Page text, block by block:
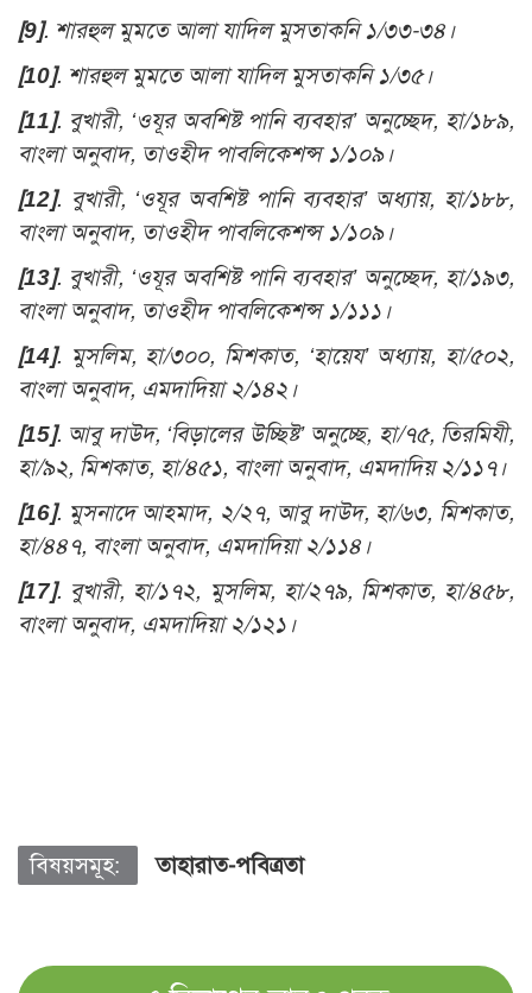
[9]. শারহুল মুমতে আলা যাদিল মুসতাকনি ১/৩৩-৩৪।
[10]. শারহুল মুমতে আলা যাদিল মুসতাকনি ১/৩৫।
[11]. বুখারী, ‘ওযূর অবশিষ্ট পানি ব্যবহার’ অনুচ্ছেদ, হা/১৮৯,
বাংলা অনুবাদ, তাওহীদ পাবলিকেশন্স ১/১০৯।
[12]. বুখারী, ‘ওযূর অবশিষ্ট পানি ব্যবহার’ অধ্যায়, হা/১৮৮,
বাংলা অনুবাদ, তাওহীদ পাবলিকেশন্স ১/১০৯।
[13]. বুখারী, ‘ওযূর অবশিষ্ট পানি ব্যবহার’ অনুচ্ছেদ, হা/১৯৩,
বাংলা অনুবাদ, তাওহীদ পাবলিকেশন্স ১/১১১।
[14]. মুসলিম, হা/৩০০, মিশকাত, ‘হায়েয’ অধ্যায়, হা/৫০২,
বাংলা অনুবাদ, এমদাদিয়া ২/১৪২।
[15]. আবু দাউদ, ‘বিড়ালের উচ্ছিষ্ট’ অনুচ্ছে, হা/৭৫, তিরমিযী,
হা/৯২, মিশকাত, হা/৪৫১, বাংলা অনুবাদ, এমদাদিয় ২/১১৭।
[16]. মুসনাদে আহমাদ, ২/২৭, আবু দাউদ, হা/৬৩, মিশকাত,
হা/৪৪৭, বাংলা অনুবাদ, এমদাদিয়া ২/১১৪।
[17]. বুখারী, হা/১৭২, মুসলিম, হা/২৭৯, মিশকাত, হা/৪৫৮,
বাংলা অনুবাদ, এমদাদিয়া ২/১২১।
বিষয়সমূহ: তাহারাত-পবিত্রতা